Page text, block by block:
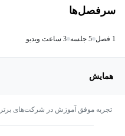
سرفصل‌ها
1 فصل 5 جلسه 3 ساعت ویدیو
همایش
تجربه موفق آموزش در شرکت‌های